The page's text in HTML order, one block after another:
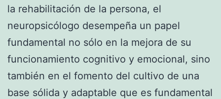
la rehabilitación de la persona, el
neuropsicólogo desempeña un papel
fundamental no sólo en la mejora de su
funcionamiento cognitivo y emocional, sino
también en el fomento del cultivo de una
base sólida y adaptable que es fundamental